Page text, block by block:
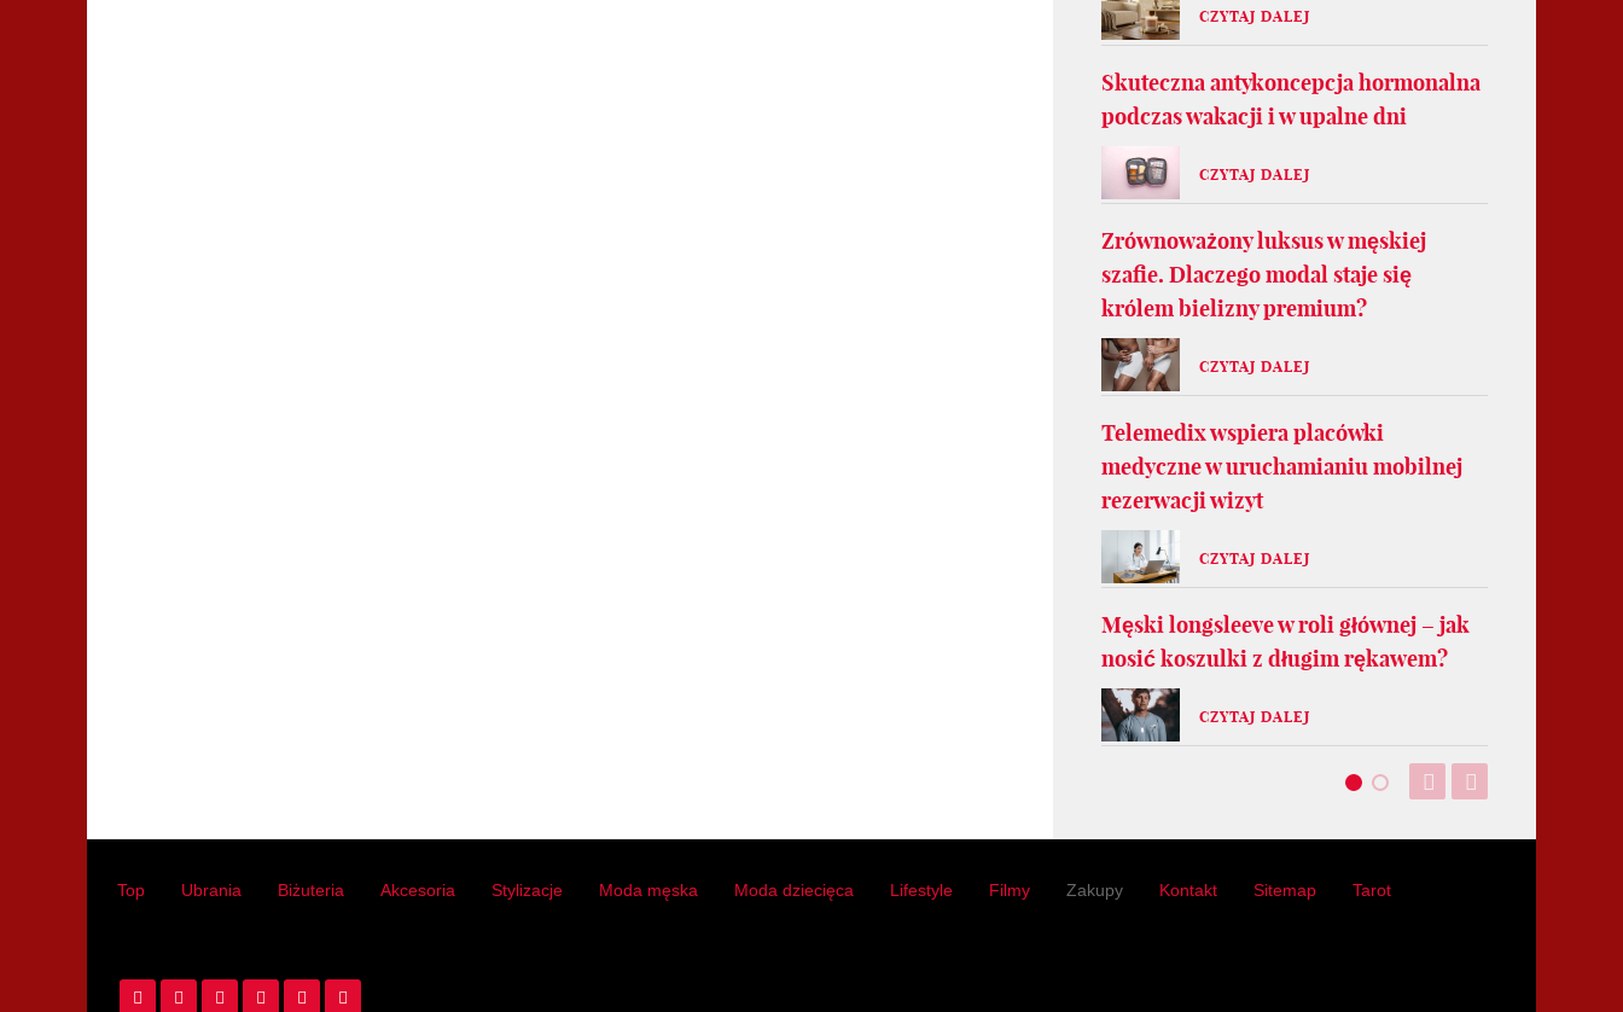
CZYTAJ DALEJ
Skuteczna antykoncepcja hormonalna
podczas wakacji i w upalne dni
CZYTAJ DALEJ
Zrównoważony luksus w męskiej
szafie. Dlaczego modal staje się
królem bielizny premium?
CZYTAJ DALEJ
Telemedix wspiera placówki
medyczne w uruchamianiu mobilnej
rezerwacji wizyt
CZYTAJ DALEJ
Męski longsleeve w roli głównej – jak
nosić koszulki z długim rękawem?
CZYTAJ DALEJ
Top Ubrania Biżuteria Akcesoria Stylizacje Moda męska Moda dziecięca Lifestyle Filmy Zakupy Kontakt Sitemap Tarot